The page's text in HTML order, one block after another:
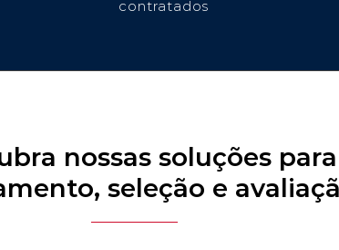
contratados
nossas soluções para
seleção e